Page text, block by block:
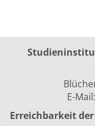
E-Mail:
Erreichbarkeit